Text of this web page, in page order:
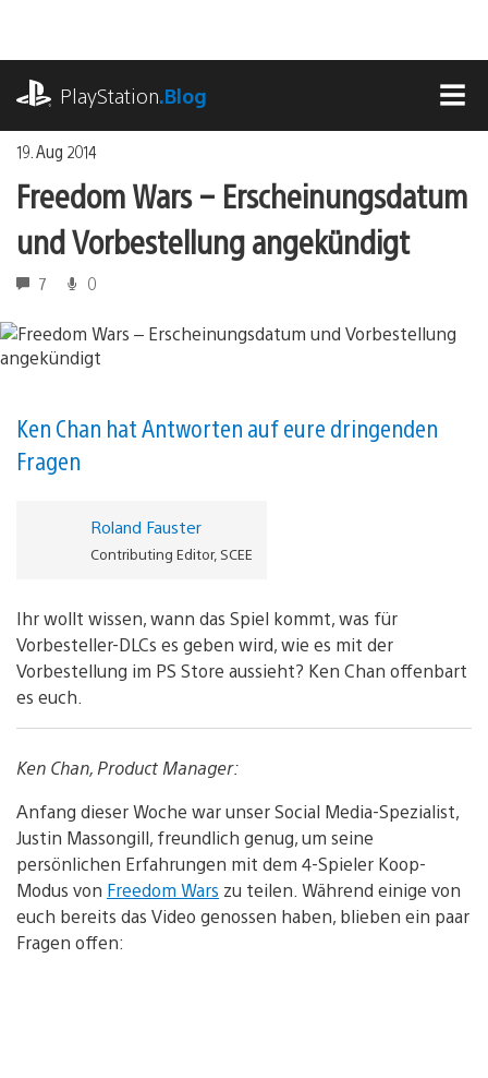
springen
PlayStation.Blog
19. Aug 2014
Freedom Wars – Erscheinungsdatum
und Vorbestellung angekündigt
7 0
Ken Chan hat Antworten auf eure dringenden
Fragen
Roland Fauster
Contributing Editor, SCEE
Ihr wollt wissen, wann das Spiel kommt, was für
Vorbesteller-DLCs es geben wird, wie es mit der
Vorbestellung im PS Store aussieht? Ken Chan offenbart
es euch.
Ken Chan, Product Manager:
Anfang dieser Woche war unser Social Media-Spezialist,
Justin Massongill, freundlich genug, um seine
persönlichen Erfahrungen mit dem 4-Spieler Koop-
Modus von Freedom Wars zu teilen. Während einige von
euch bereits das Video genossen haben, blieben ein paar
Fragen offen: